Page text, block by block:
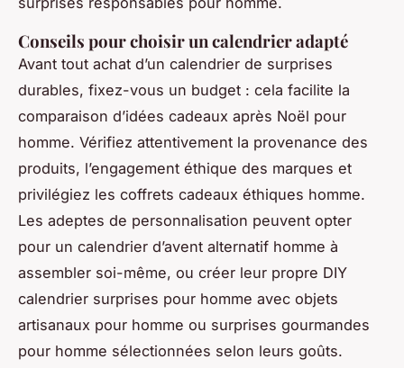
Conseils pour choisir un calendrier adapté
Avant tout achat d’un calendrier de surprises
durables, fixez-vous un budget : cela facilite la
comparaison d’idées cadeaux après Noël pour
homme. Vérifiez attentivement la provenance des
produits, l’engagement éthique des marques et
privilégiez les coffrets cadeaux éthiques homme.
Les adeptes de personnalisation peuvent opter
pour un calendrier d’avent alternatif homme à
assembler soi-même, ou créer leur propre DIY
calendrier surprises pour homme avec objets
artisanaux pour homme ou surprises gourmandes
pour homme sélectionnées selon leurs goûts.